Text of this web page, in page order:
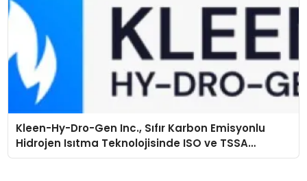
Kleen-Hy-Dro-Gen Inc., Sıfır Karbon Emisyonlu
Hidrojen Isıtma Teknolojisinde ISO ve TSSA
Düzenleyici Onaylarını Aldı